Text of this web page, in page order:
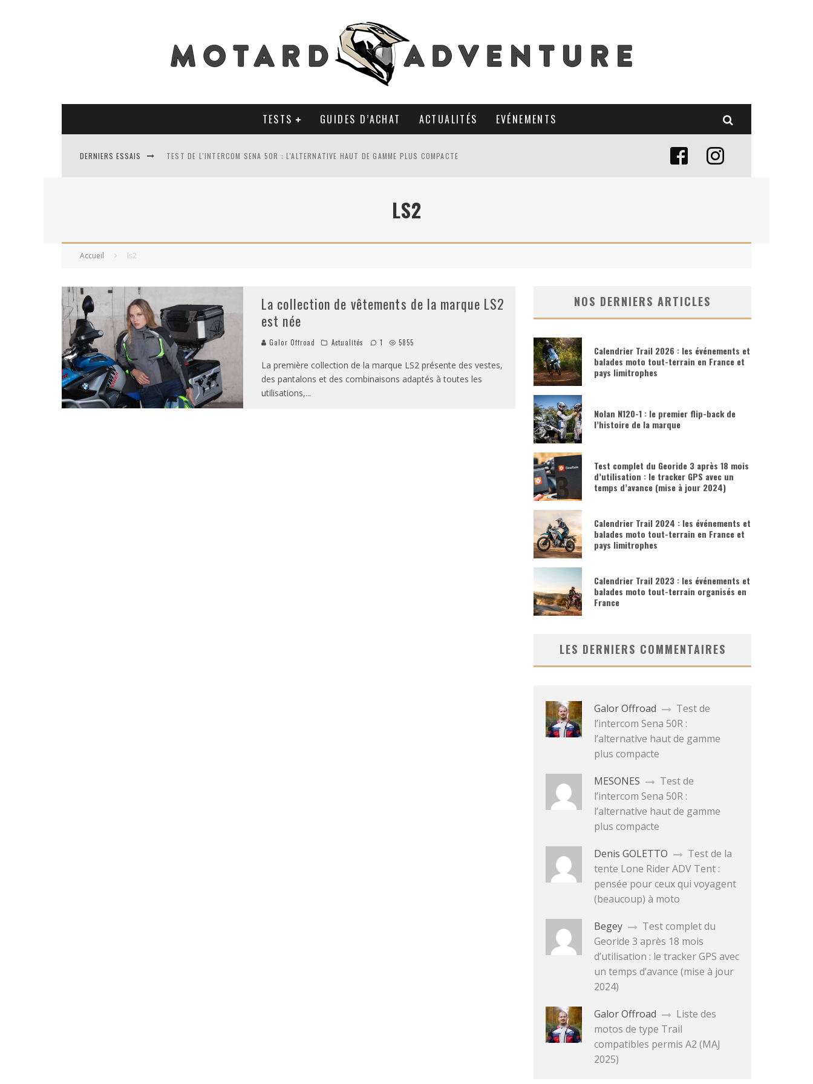
TESTS GUIDES D’ACHAT ACTUALITÉS EVÉNEMENTS
DERNIERS ESSAIS TEST DE L'INTERCOM SENA 50R : L'ALTERNATIVE HAUT DE GAMME PLUS COMPACTE
TEST DES RACER MAVIS 2 : LA POLYVALENCE DE GANTS MI-CUIR MI-SAISON
LS2
Accueil ls2
La collection de vêtements de la marque LS2
est née
Galor Offroad Actualités 1 5855
La première collection de la marque LS2 présente des vestes,
des pantalons et des combinaisons adaptés à toutes les
utilisations,...
NOS DERNIERS ARTICLES
Calendrier Trail 2026 : les événements et
balades moto tout-terrain en France et
pays limitrophes
Nolan N120-1 : le premier flip-back de
l’histoire de la marque
Test complet du Georide 3 après 18 mois
d’utilisation : le tracker GPS avec un
temps d’avance (mise à jour 2024)
Calendrier Trail 2024 : les événements et
balades moto tout-terrain en France et
pays limitrophes
Calendrier Trail 2023 : les événements et
balades moto tout-terrain organisés en
France
LES DERNIERS COMMENTAIRES
Galor Offroad
Test de
l’intercom Sena 50R :
l’alternative haut de gamme
plus compacte
MESONES
Test de
l’intercom Sena 50R :
l’alternative haut de gamme
plus compacte
Denis GOLETTO
Test de la
tente Lone Rider ADV Tent :
pensée pour ceux qui voyagent
(beaucoup) à moto
Begey
Test complet du
Georide 3 après 18 mois
d’utilisation : le tracker GPS avec
un temps d’avance (mise à jour
2024)
Galor Offroad
Liste des
motos de type Trail
compatibles permis A2 (MAJ
2025)